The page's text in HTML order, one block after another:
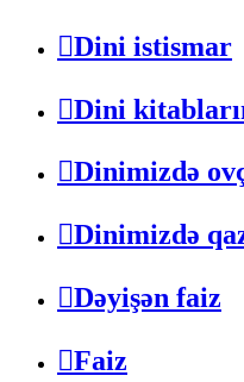
Dini istismar
Dini
Dinimizdə
Dinimizdə
Dəyişən faiz
Faiz